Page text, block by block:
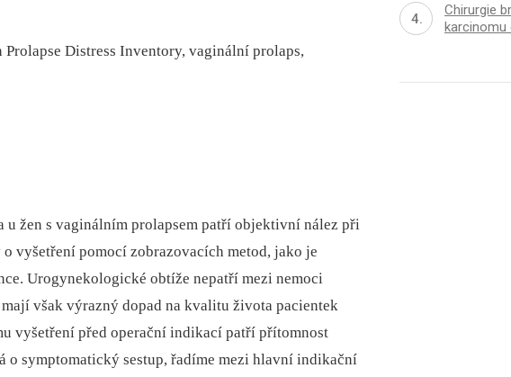
Distress Inventory, vaginální prolaps,
žen s vaginálním prolapsem patří objektivní nález při
vyšetření pomocí zobrazovacích metod, jako je
Urogynekologické obtíže nepatří mezi nemoci
však výrazný dopad na kvalitu života pacientek
vyšetření před operační indikací patří přítomnost
o symptomatický sestup, řadíme mezi hlavní indikační
Chirurgie
karcinomu